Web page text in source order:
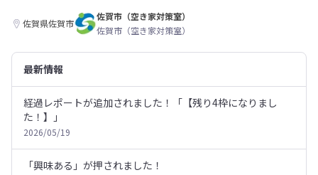
佐賀県佐賀市
佐賀市（空き家対策室）
佐賀市（空き家対策室）
最新情報
経過レポートが追加されました！「【残り4枠になりまし
た！】」
2026/05/19
「興味ある」が押されました！